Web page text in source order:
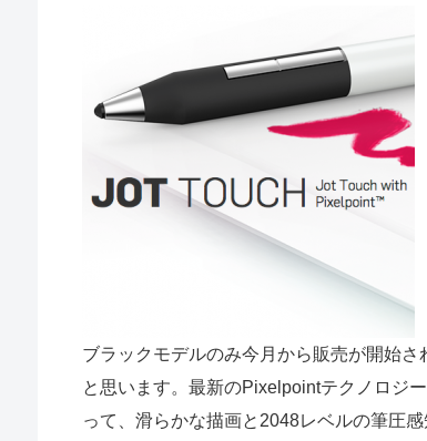
ブラックモデルのみ今月から販売が開始
と思います。最新のPixelpointテクノロジ
って、滑らかな描画と2048レベルの筆圧